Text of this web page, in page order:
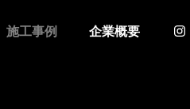
施工事例 企業概要